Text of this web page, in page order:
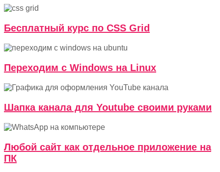
Бесплатный курс по CSS Grid
Переходим с Windows на Linux
Шапка канала для Youtube своими руками
Любой сайт как отдельное приложение на
ПК